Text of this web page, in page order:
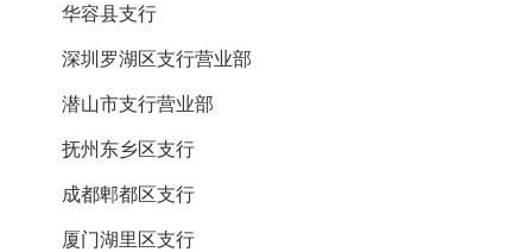
华容县支行
深圳罗湖区支行营业部
潜山市支行营业部
抚州东乡区支行
成都郫都区支行
厦门湖里区支行